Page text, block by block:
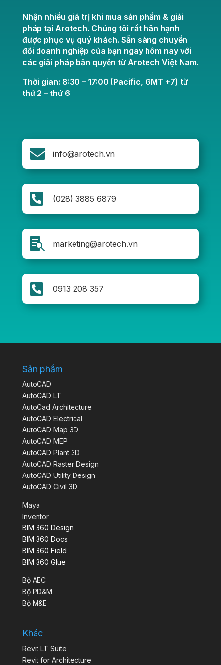
Nhận nhiều giá trị khi mua sản phẩm & giải
pháp tại Arotech. Chúng tôi rất hân hạnh
được phục vụ quý khách. Sẵn sàng chuyển
đổi doanh nghiệp của bạn ngay hôm nay với
các giải pháp bản quyền từ Arotech Việt Nam.
Thời gian: 8:30 – 17:00 (Pacific, GMT +7) từ
thứ 2 – thứ 6
 info@arotech.vn
 (028) 3885 6879
 marketing@arotech.vn
 0913 208 357
Sản phẩm
AutoCAD
AutoCAD LT
AutoCad Architecture
AutoCAD Electrical
AutoCAD Map 3D
AutoCAD MEP
AutoCAD Plant 3D
AutoCAD Raster Design
AutoCAD Utility Design
AutoCAD Civil 3D
Maya
Inventor
BIM 360 Design
BIM 360 Docs
BIM 360 Field
BIM 360 Glue
Bộ AEC
Bộ PD&M
Bộ M&E
Khác
Revit LT Suite
Revit for Architecture